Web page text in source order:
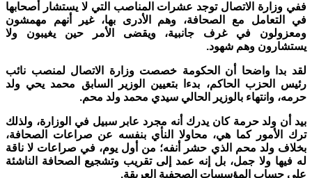
ففي وزارة الاتصال توجد عشرات المناصب التي لا يستشار أصحابها
في التعامل مع الصحافة، وهم الأدرى بها، غير أنهم مهمشون
ومعزولون في غرف جانبية، ويقضى الأمر حين يغيبون ولا
يستشارون وهم شهود.
لقد بدا واضحا أن الحكومة خصصت وزارة الاتصال لمنصب نائب
رئيس الحزب الحاكم، بدءا بتعيين الوزير السابق محمد يحي ولد
حرمه، وانتهاء بالوزير الحالي سيدي محمد ولد محم.
بيد أن ولد حرمة كان يدرك أنه مجرد عابر سبيل في الوزارة، ولذلك
ترك الأمور كما هي، محاولا النأي بنفسه عن صراعات الصحافة،
بخلاف ولد محم الذي حشر أنفه؛ من أول يوم، في صراعات لا ناقة
له فيها ولا جمل، بل إنه عمد إلى تقريب وتشجيع الصحافة الناشئة
على حساب المؤسسات الصحفية العريقة.